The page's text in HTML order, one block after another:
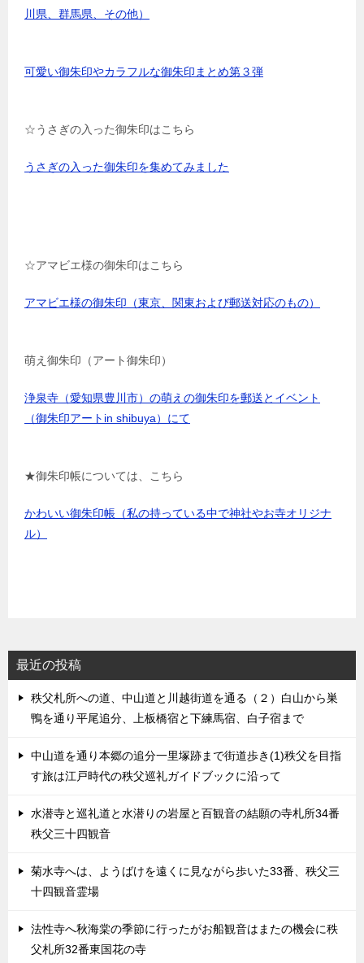
川県、群馬県、その他）
可愛い御朱印やカラフルな御朱印まとめ第３弾
☆うさぎの入った御朱印はこちら
うさぎの入った御朱印を集めてみました
☆アマビエ様の御朱印はこちら
アマビエ様の御朱印（東京、関東および郵送対応のもの）
萌え御朱印（アート御朱印）
浄泉寺（愛知県豊川市）の萌えの御朱印を郵送とイベント
（御朱印アートin shibuya）にて
★御朱印帳については、こちら
かわいい御朱印帳（私の持っている中で神社やお寺オリジナ
ル）
最近の投稿
秩父札所への道、中山道と川越街道を通る（２）白山から巣
鴨を通り平尾追分、上板橋宿と下練馬宿、白子宿まで
中山道を通り本郷の追分一里塚跡まで街道歩き(1)秩父を目指
す旅は江戸時代の秩父巡礼ガイドブックに沿って
水潜寺と巡礼道と水潜りの岩屋と百観音の結願の寺札所34番
秩父三十四観音
菊水寺へは、ようばけを遠くに見ながら歩いた33番、秩父三
十四観音霊場
法性寺へ秋海棠の季節に行ったがお船観音はまたの機会に秩
父札所32番東国花の寺